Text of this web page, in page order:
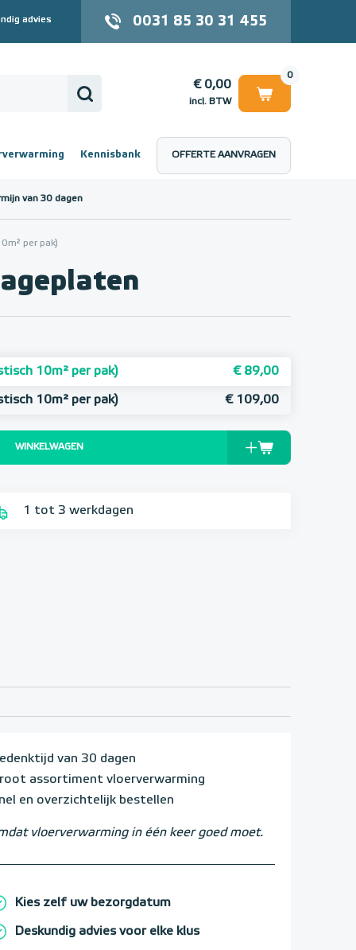
advies 0031 85 30 31 455
0
€ 0,00
incl. BTW
€ 0,00
Kennisbank OFFERTE AANVRAGEN
van 30 dagen
per pak)
10m² per pak) € 89,00
10m² per pak) € 109,00
WINKELWAGEN
1 tot 3 werkdagen
van 30 dagen
assortiment vloerverwarming
en overzichtelijk bestellen
vloerverwarming in één keer goed moet.
Kies zelf uw bezorgdatum
Deskundig advies voor elke klus